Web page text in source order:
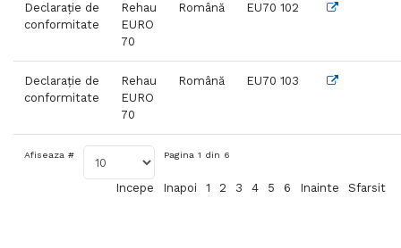
Afiseaza # Pagina 1 din 6
Incepe Inapoi 1 2 3 4 5 6 Inainte Sfarsit
Declarație de
conformitate
Rehau
EURO
70
Română EU70 102
Declarație de
conformitate
Rehau
EURO
70
Română EU70 103